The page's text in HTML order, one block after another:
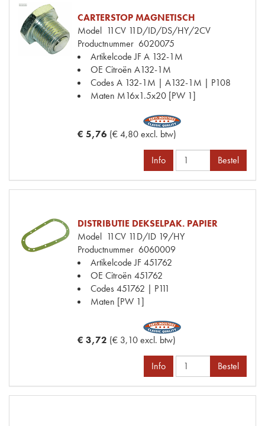
CARTERSTOP MAGNETISCH
Model 11CV 11D/ID/DS/HY/2CV
Productnummer 6020075
Artikelcode JFA 132-1M
OE Citroën A132-1M
CodesA 132-1M | A132-1M | P108
Maten M16x1.5x20 [PW 1]
€ 5,76 (€ 4,80 excl. btw)
Info Bestel
DISTRIBUTIE DEKSELPAK. PAPIER
Model 11CV 11D/ID 19/HY
Productnummer 6060009
Artikelcode JF451762
OE Citroën 451762
Codes451762 | P111
Maten [PW 1]
€ 3,72 (€ 3,10 excl. btw)
Info Bestel